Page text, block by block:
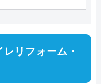
リフォーム・